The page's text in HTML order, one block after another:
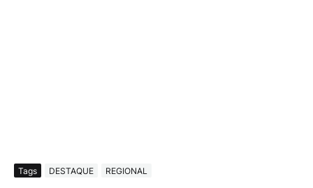
Tags DESTAQUE REGIONAL